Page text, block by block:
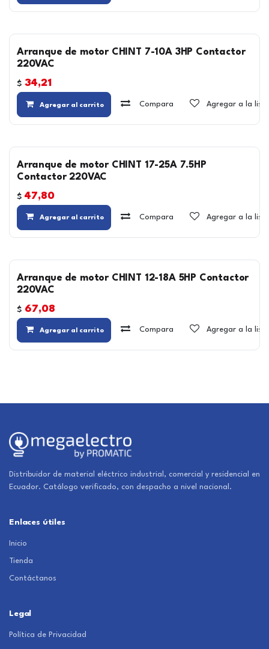
Arranque de motor CHINT 7-10A 3HP Contactor
220VAC
$ 34,21
Agregar al carrito Compara Agregar a la
Arranque de motor CHINT 17-25A 7.5HP
Contactor 220VAC
$ 47,80
Agregar al carrito Compara Agregar a la
Arranque de motor CHINT 12-18A 5HP Contactor
220VAC
$ 67,08
Agregar al carrito Compara Agregar a la
Distribuidor de material eléctrico industrial, comercial y residencial en
Ecuador. Catálogo verificado, con despacho a nivel nacional.
Enlaces útiles
Inicio
Tienda
Contáctanos
Legal
Política de Privacidad